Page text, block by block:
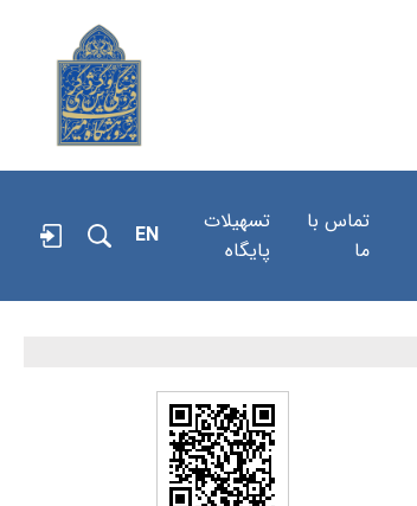
تماس با
ما
تسهیلات
پایگاه
EN